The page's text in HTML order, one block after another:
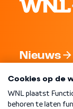
Nieuws